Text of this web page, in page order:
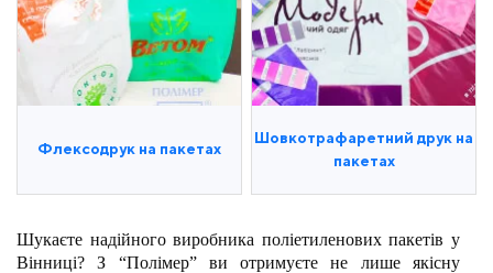
Флексодрук на пакетах
Шовкотрафаретний друк на
пакетах
Шукаєте надійного виробника поліетиленових пакетів у
Вінниці? З “Полімер” ви отримуєте не лише якісну